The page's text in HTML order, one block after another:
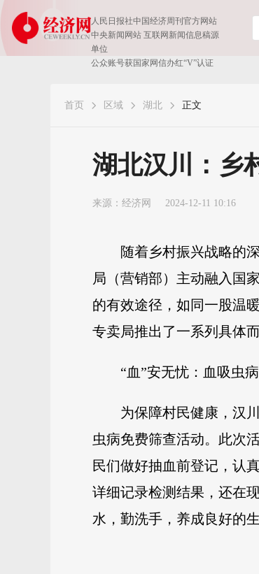
人民日报社中国经济周刊官方网站
中央新闻网站 互联网新闻信息稿源
单位
公众账号获国家网信办红“V”认证
首页 区域 湖北 正文
湖北汉川：乡
来源： 经济网 2024-12-11 10:16
随着乡村振兴战略的
局（营销部）主动融入国
的有效途径，如同一股温
专卖局推出了一系列具体
“血”安无忧：血吸虫
为保障村民健康，汉
虫病免费筛查活动。此次
民们做好抽血前登记，认
详细记录检测结果，还在
水，勤洗手，养成良好的